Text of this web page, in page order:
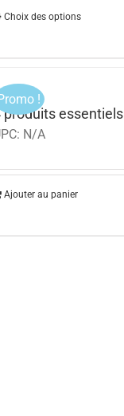
Choix des options
!
produits essentiels
N/A
Ajouter au panier